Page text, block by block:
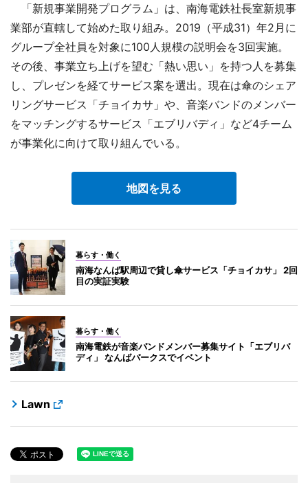
「新規事業開発プログラム」は、南海電鉄社長室新規事
業部が直轄して始めた取り組み。2019（平成31）年2月に
グループ全社員を対象に100人規模の説明会を3回実施。
その後、事業立ち上げを望む「熱い思い」を持つ人を募集
し、プレゼンを経てサービス案を選出。現在は傘のシェア
リングサービス「チョイカサ」や、音楽バンドのメンバー
をマッチングするサービス「エブリバディ」など4チーム
が事業化に向けて取り組んでいる。
地図を見る
暮らす・働く
南海なんば駅周辺で貸し傘サービス「チョイカサ」 2回
目の実証実験
暮らす・働く
南海電鉄が音楽バンドメンバー募集サイト「エブリバ
ディ」 なんばパークスでイベント
Lawn